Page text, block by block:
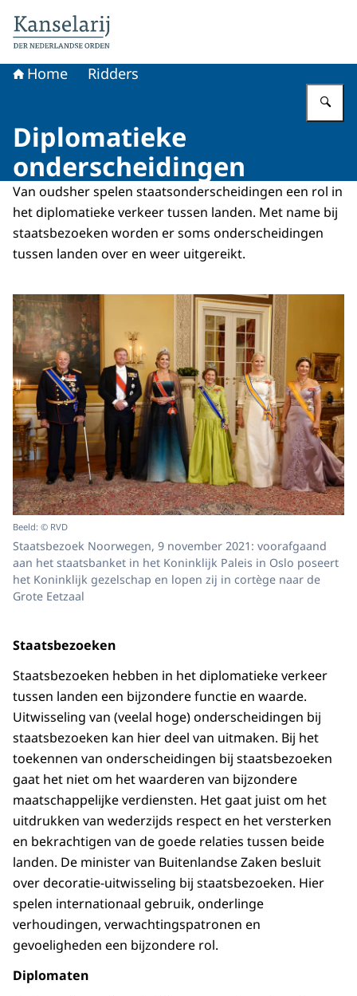
Home Ridders
Diplomatieke
onderscheidingen
Van oudsher spelen staatsonderscheidingen een rol in
het diplomatieke verkeer tussen landen. Met name bij
staatsbezoeken worden er soms onderscheidingen
tussen landen over en weer uitgereikt.
Beeld: © RVD
Staatsbezoek Noorwegen, 9 november 2021: voorafgaand
aan het staatsbanket in het Koninklijk Paleis in Oslo poseert
het Koninklijk gezelschap en lopen zij in cortège naar de
Grote Eetzaal
Staatsbezoeken
Staatsbezoeken hebben in het diplomatieke verkeer
tussen landen een bijzondere functie en waarde.
Uitwisseling van (veelal hoge) onderscheidingen bij
staatsbezoeken kan hier deel van uitmaken. Bij het
toekennen van onderscheidingen bij staatsbezoeken
gaat het niet om het waarderen van bijzondere
maatschappelijke verdiensten. Het gaat juist om het
uitdrukken van wederzijds respect en het versterken
en bekrachtigen van de goede relaties tussen beide
landen. De minister van Buitenlandse Zaken besluit
over decoratie-uitwisseling bij staatsbezoeken. Hier
spelen internationaal gebruik, onderlinge
verhoudingen, verwachtingspatronen en
gevoeligheden een bijzondere rol.
Diplomaten